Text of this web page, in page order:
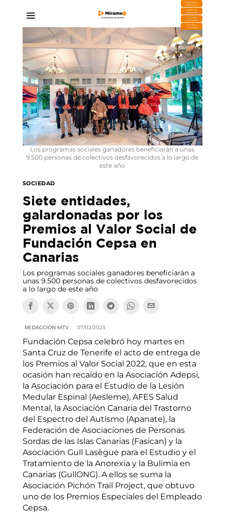
DESCARGA
MIRAPLAY
Buzón de
Sugerencias
Contratar
Publicidad
Contacto
Comercial
Los programas sociales ganadores beneficiarán a unas
9.500 personas de colectivos desfavorecidos a lo largo de
este año
SOCIEDAD
Siete entidades,
galardonadas por los
Premios al Valor Social de
Fundación Cepsa en
Canarias
Los programas sociales ganadores beneficiarán a
unas 9.500 personas de colectivos desfavorecidos
a lo largo de este año
REDACCIÓN MTV 07/02/2023
Fundación Cepsa celebró hoy martes en
Santa Cruz de Tenerife el acto de entrega de
los Premios al Valor Social 2022, que en esta
ocasión han recaído en la Asociación Adepsi,
la Asociación para el Estudio de la Lesión
Medular Espinal (Aesleme), AFES Salud
Mental, la Asociación Canaria del Trastorno
del Espectro del Autismo (Apanate), la
Federación de Asociaciones de Personas
Sordas de las Islas Canarias (Fasican) y la
Asociación Gull Lasègue para el Estudio y el
Tratamiento de la Anorexia y la Bulimia en
Canarias (GullONG). A ellos se suma la
Asociación Pichón Trail Project, que obtuvo
uno de los Premios Especiales del Empleado
Cepsa.